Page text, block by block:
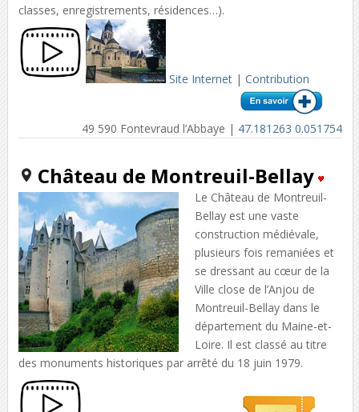
classes, enregistrements, résidences…).
Site Internet| Contribution
49 590 Fontevraud l’Abbaye | 47.181263 0.051754
Château de Montreuil-Bellay
Le Château de Montreuil-
Bellay est une vaste
construction médiévale,
plusieurs fois remaniées et
se dressant au cœur de la
Ville close de l’Anjou de
Montreuil-Bellay dans le
département du Maine-et-
Loire. Il est classé au titre
des monuments historiques par arrêté du 18 juin 1979.